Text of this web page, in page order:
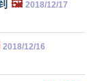
🖼️ 2018/12/17
2018/12/16